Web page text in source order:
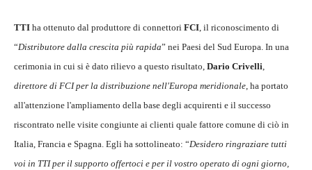
TTI ha ottenuto dal produttore di connettori FCI, il riconoscimento di
“Distributore dalla crescita più rapida” nei Paesi del Sud Europa. In una
cerimonia in cui si è dato rilievo a questo risultato, Dario Crivelli,
direttore di FCI per la distribuzione nell'Europa meridionale, ha portato
all'attenzione l'ampliamento della base degli acquirenti e il successo
riscontrato nelle visite congiunte ai clienti quale fattore comune di ciò in
Italia, Francia e Spagna. Egli ha sottolineato: “Desidero ringraziare tutti
voi in TTI per il supporto offertoci e per il vostro operato di ogni giorno,